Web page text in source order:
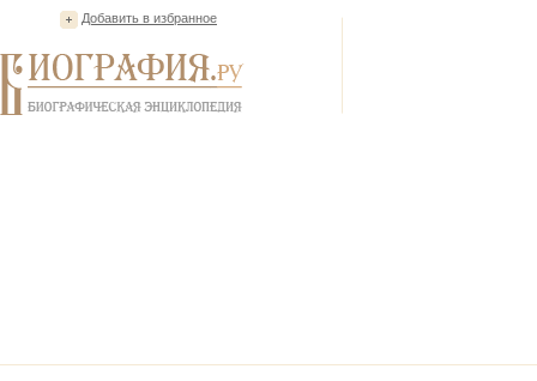
Добавить в избранное